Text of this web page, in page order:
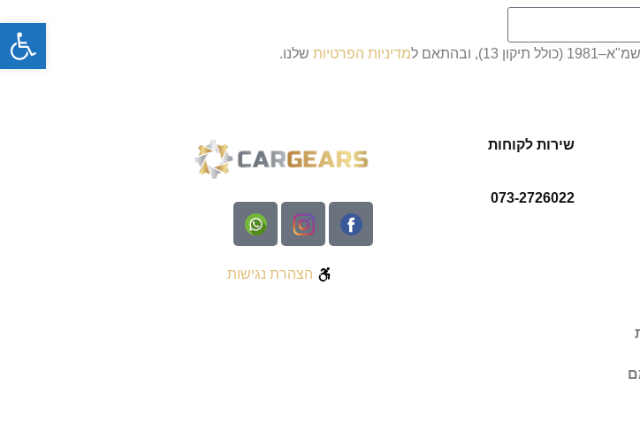
ל מדיניות הפרטיות שלנו.
שירות לקוחות
073-2726022
הצהרת נגישות